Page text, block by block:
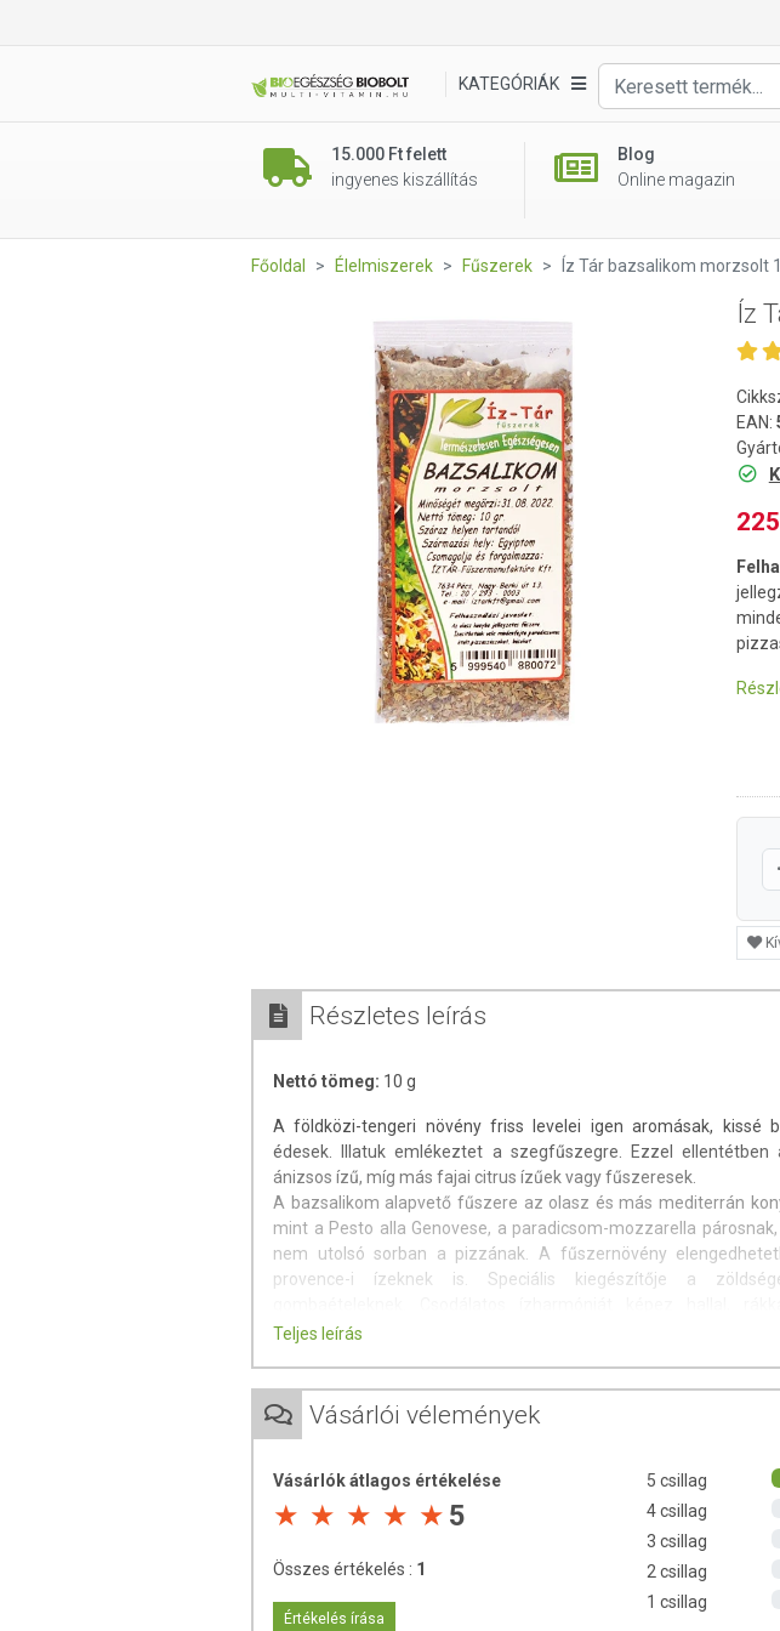
KATEGÓRIÁK
15.000 Ft felett
ingyenes kiszállítás
Blog
Online magazin
Főoldal Élelmiszerek Fűszerek Íz Tár bazsalikom morzsolt
Íz
EAN:
Részletes leírás
Nettó tömeg: 10 g
A földközi-tengeri növény friss levelei igen aromásak, kissé
édesek. Illatuk emlékeztet a szegfűszegre. Ezzel
ánizsos ízű, míg más fajai citrus ízűek vagy fűszeresek.
A bazsalikom alapvető fűszere az olasz és más mediterrán
mint a Pesto alla Genovese, a paradicsom-mozzarella
nem utolsó sorban a pizzának. A fűszernövény
provence-i ízeknek is. Speciális kiegészítője a
csirkével, borjúval, báránnyal, marhahússal és mindenféle
vietnami és thai salátáknak, leveseknek, curry- és wok-ételeknek.
mindenfajta paradicsomos ételt, pizzaszószokat, húsokat.
Tárolás:
Száraz, hűvös helyen tartandó!
Csomagolja és forgalmazza: ÍZTÁR-Fűszermanufaktúra Kft.
A termék nem helyettesíti a kiegyensúlyozott, vegyes
Teljes leírás
Vásárlói vélemények
Vásárlók átlagos értékelése
5
Összes értékelés : 1
Értékelés írása
5 csillag
4 csillag
3 csillag
2 csillag
1 csillag